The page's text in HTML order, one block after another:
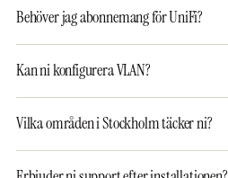
Behöver jag abonnemang för UniFi?
Kan ni konfigurera VLAN?
Vilka områden i Stockholm täcker ni?